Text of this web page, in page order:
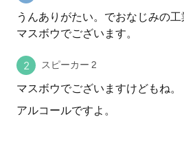
うんありがたい。でおなじみの
マスボウでございます。
スピーカー 2
マスボウでございますけどもね。
アルコールですよ。